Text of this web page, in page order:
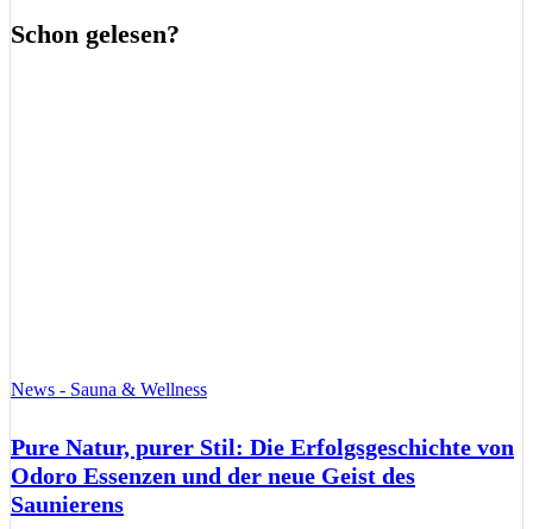
Schon gelesen?
News - Sauna & Wellness
Pure Natur, purer Stil: Die Erfolgsgeschichte von
Odoro Essenzen und der neue Geist des
Saunierens